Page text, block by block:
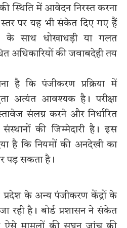
स्थिति में आवेदन निरस्त करना
स्तर पर यह भी संकेत दिए गए हैं
के साथ धोखाधड़ी या गलत
अधिकारियों की जवाबदेही तय
है कि पंजीकरण प्रक्रिया में
अत्यंत आवश्यक है। परीक्षा
संलग्न करने और निर्धारित
संस्थानों की जिम्मेदारी है। इस
है कि नियमों की अनदेखी का
पड़ सकता है।
प्रदेश के अन्य पंजीकरण केंद्रों के
रही है। बोर्ड प्रशासन ने संकेत